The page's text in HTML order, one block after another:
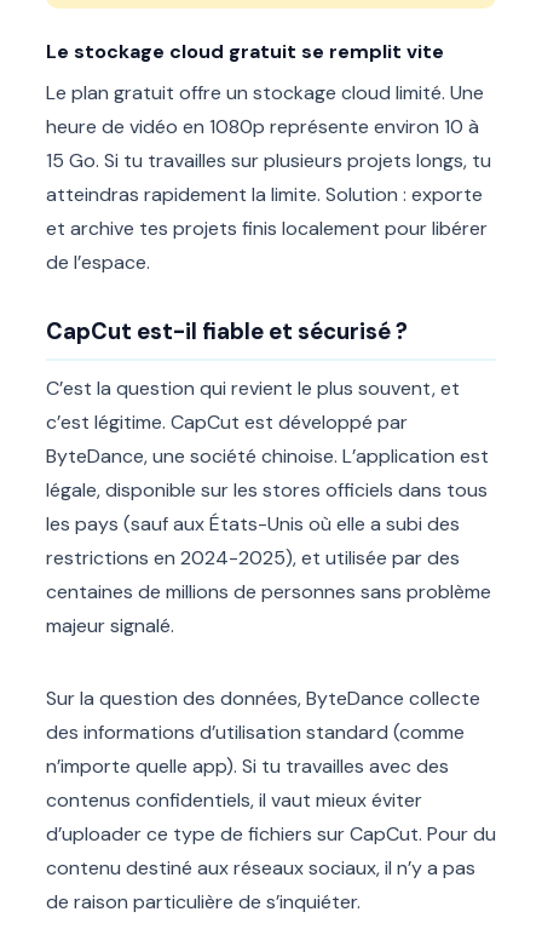
Le stockage cloud gratuit se remplit vite
Le plan gratuit offre un stockage cloud limité. Une
heure de vidéo en 1080p représente environ 10 à
15 Go. Si tu travailles sur plusieurs projets longs, tu
atteindras rapidement la limite. Solution : exporte
et archive tes projets finis localement pour libérer
de l’espace.
CapCut est-il fiable et sécurisé ?
C’est la question qui revient le plus souvent, et
c’est légitime. CapCut est développé par
ByteDance, une société chinoise. L’application est
légale, disponible sur les stores officiels dans tous
les pays (sauf aux États-Unis où elle a subi des
restrictions en 2024-2025), et utilisée par des
centaines de millions de personnes sans problème
majeur signalé.
Sur la question des données, ByteDance collecte
des informations d’utilisation standard (comme
n’importe quelle app). Si tu travailles avec des
contenus confidentiels, il vaut mieux éviter
d’uploader ce type de fichiers sur CapCut. Pour du
contenu destiné aux réseaux sociaux, il n’y a pas
de raison particulière de s’inquiéter.